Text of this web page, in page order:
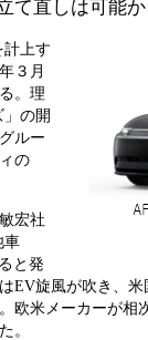
て直しは可能
上す
３月
。理
の開
ルー
の
宏社
車
と発
EV旋風が吹き、
欧米メーカーが相
。